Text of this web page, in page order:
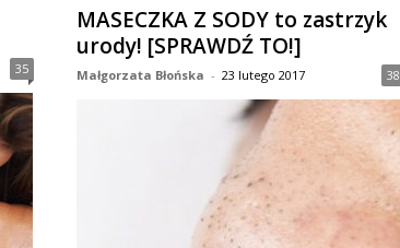
35
MASECZKA Z SODY to zastrzyk
urody! [SPRAWDŹ TO!]
Małgorzata Błońska - 23 lutego 2017 38